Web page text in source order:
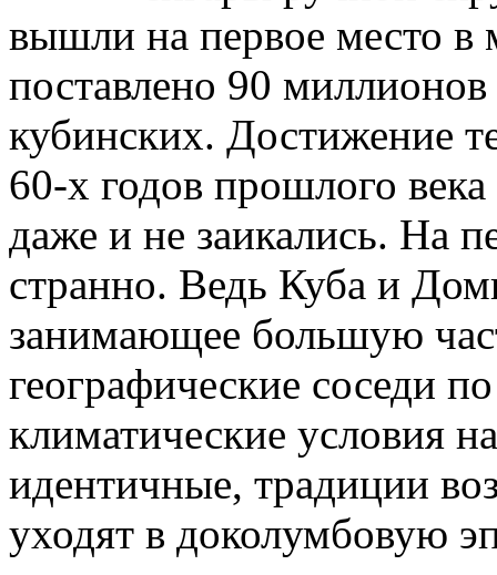
вышли на первое место в
поставлено 90
кубинских. Достижение
60-х годов прошлого
даже и не заикались. На
странно. Ведь Куба и
занимающее большую
географические соседи
климатические условия
идентичные, традиции
уходят в доколумбовую